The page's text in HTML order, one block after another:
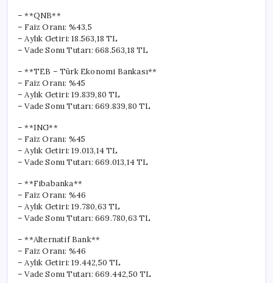
– **QNB**
– Faiz Oranı: %43,5
– Aylık Getiri: 18.563,18 TL
– Vade Sonu Tutarı: 668.563,18 TL
– **TEB – Türk Ekonomi Bankası**
– Faiz Oranı: %45
– Aylık Getiri: 19.839,80 TL
– Vade Sonu Tutarı: 669.839,80 TL
– **ING**
– Faiz Oranı: %45
– Aylık Getiri: 19.013,14 TL
– Vade Sonu Tutarı: 669.013,14 TL
– **Fibabanka**
– Faiz Oranı: %46
– Aylık Getiri: 19.780,63 TL
– Vade Sonu Tutarı: 669.780,63 TL
– **Alternatif Bank**
– Faiz Oranı: %46
– Aylık Getiri: 19.442,50 TL
– Vade Sonu Tutarı: 669.442,50 TL